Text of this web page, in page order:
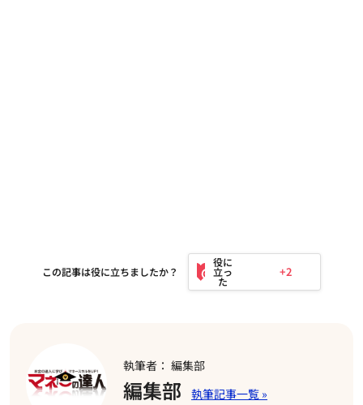
この記事は役に立ちましたか？ +2
執筆者： 編集部
編集部